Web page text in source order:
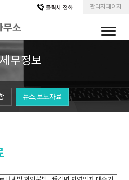
관리자페이지
세무정보
뉴스,보도자료